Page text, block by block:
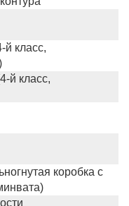
й класс,
й класс,
коробка с